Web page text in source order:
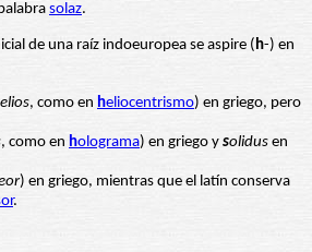
solaz.
de una raíz indoeuropea se aspire (h-) en
elios, como en heliocentrismo) en griego, pero
, como en holograma) en griego y solidus en
) en griego, mientras que el latín conserva
.